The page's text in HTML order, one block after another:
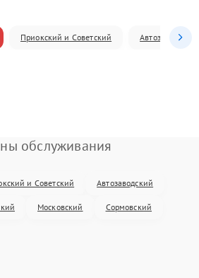
Приокский и Советский Автозаводский
обслуживания
и Советский Автозаводский
Московский Сормовский